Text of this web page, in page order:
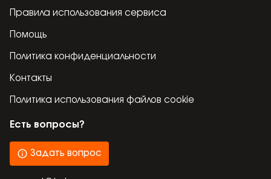
Правила использования сервиса
Помощь
Политика конфиденциальности
Контакты
Политика использования файлов cookie
Есть вопросы?
Задать вопрос